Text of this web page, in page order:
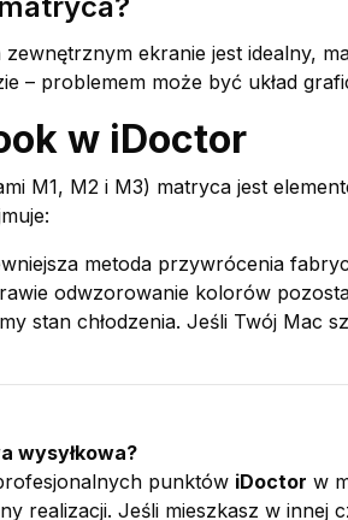
ekranie jest idealny,
– problemem może być układ
w iDoctor
M1, M2 i M3) matryca jest
metoda przywrócenia
odwzorowanie kolorów
stan chłodzenia. Jeśli Twój Mac
wysyłkowa?
punktów iDoctor w
realizacji. Jeśli mieszkasz w innej